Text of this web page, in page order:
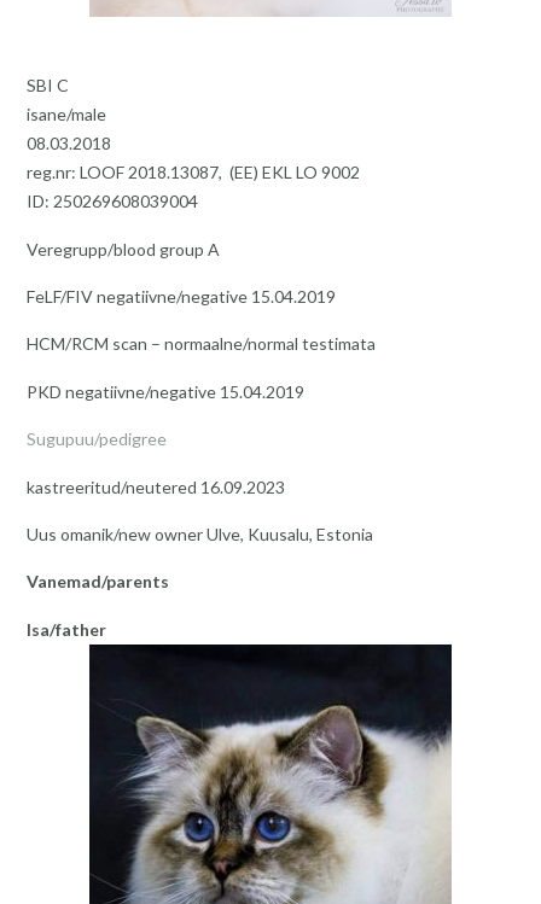
SBI C
isane/male
08.03.2018
reg.nr: LOOF 2018.13087, (EE) EKL LO 9002
ID: 250269608039004
Veregrupp/blood group A
FeLF/FIV negatiivne/negative 15.04.2019
HCM/RCM scan – normaalne/normal testimata
PKD negatiivne/negative 15.04.2019
Sugupuu/pedigree
kastreeritud/neutered 16.09.2023
Uus omanik/new owner Ulve, Kuusalu, Estonia
Vanemad/parents
Isa/father